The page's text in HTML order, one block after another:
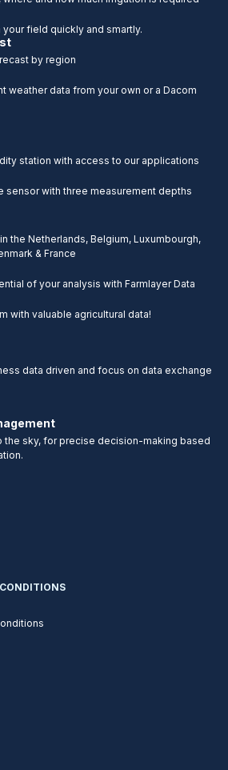
field quickly and smartly.
by region
weather data from your own or a Dacom
station with access to our applications
sensor with three measurement depths
the Netherlands, Belgium, Luxumbourgh,
& France
of your analysis with Farmlayer Data
with valuable agricultural data!
data driven and focus on data exchange
the sky, for precise decision-making based